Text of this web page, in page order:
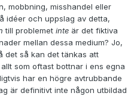
mobbning, misshandel eller
idéer och uppslag av detta,
till problemet inte är det fiktiva
mellan dessa medium? Jo,
det så kan det tänkas att
som oftast bottnar i ens egna
har en högre avtrubbande
är definitivt inte någon utbildad